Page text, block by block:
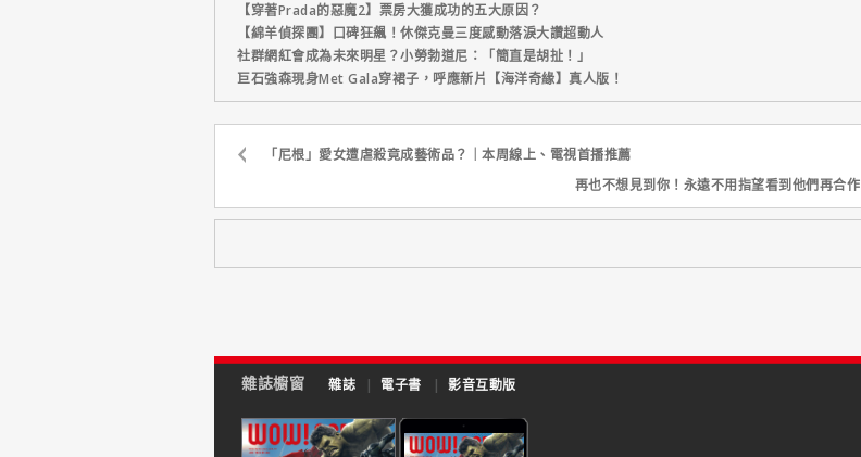
【穿著Prada的惡魔2】票房大獲成功的五大原因？
【綿羊偵探團】口碑狂飆！休傑克曼三度感動落淚大讚超動人
社群網紅會成為未來明星？小勞勃道尼：「簡直是胡扯！」
巨石強森現身Met Gala穿裙子，呼應新片【海洋奇緣】真人版！
「尼根」愛女遭虐殺竟成藝術品？｜本周線上、電視首播推薦
再也不想見到你！永遠不用指望看到他們再合作
雜誌櫥窗 雜誌 | 電子書 | 影音互動版